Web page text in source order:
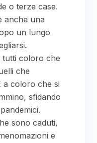
o terze case.
anche una
un lungo
tutti coloro che
che
a coloro che si
sfidando
sono caduti,
e